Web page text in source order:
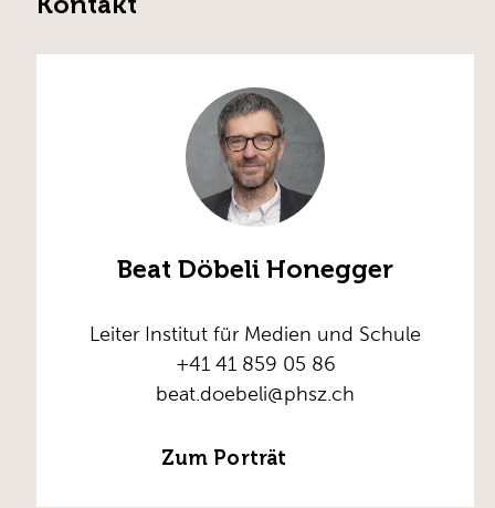
Beat Döbeli Honegger
Leiter Institut für Medien und Schule
+41 41 859 05 86
beat.doebeli@phsz.ch
Zum Porträt